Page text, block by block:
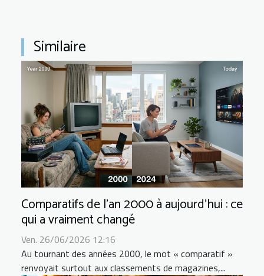
Similaire
Comparatifs de l’an 2000 à aujourd’hui : ce
qui a vraiment changé
Ven. 26/06/2026 12:16
Au tournant des années 2000, le mot « comparatif »
renvoyait surtout aux classements de magazines,...